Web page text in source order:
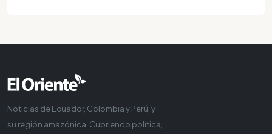
Noticias de Ecuador, Colombia y Perú, y
su región amazónica. Cubriendo política,